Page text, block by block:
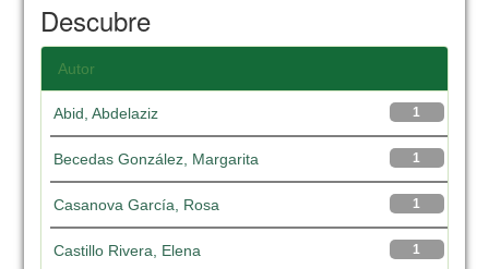
Descubre
Autor
1
Abid, Abdelaziz
1
Becedas González, Margarita
1
Casanova García, Rosa
1
Castillo Rivera, Elena